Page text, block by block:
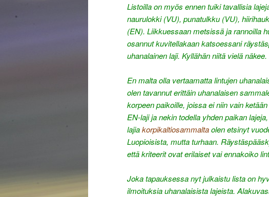
Listoilla on myös ennen tuiki tavallisia
naurulokki (VU), punatulkku (VU),
(EN). Liikkuessaan metsissä ja rannoilla
osannut kuvitellakaan katsoessani
uhanalainen laji. Kyllähän niitä vielä
En malta olla vertaamatta lintujen
olen tavannut erittäin uhanalaisen
korpeen paikoille, joissa ei niin vain
EN-laji ja nekin todella yhden paikan
lajiakorpikaltiosammaltaolen etsinyt
Luopioisista, mutta turhaan.
että kriteerit ovat erilaiset vai ennakoiko
Joka tapauksessa nyt julkaistu lista on
ilmoituksia uhanalaisista lajeista.